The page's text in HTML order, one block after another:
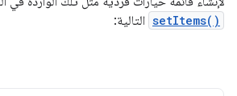
setItems() التالية: